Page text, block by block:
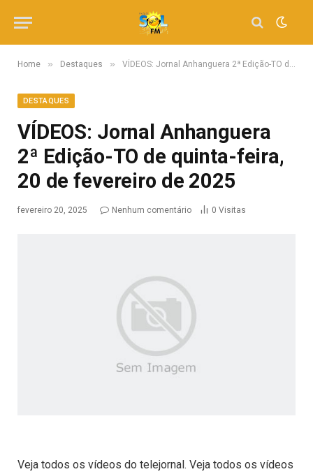
Home » Destaques » VÍDEOS: Jornal Anhanguera 2ª Edição-TO de quinta-feira, 20 de fevereiro de 2025
DESTAQUES
VÍDEOS: Jornal Anhanguera
2ª Edição-TO de quinta-feira,
20 de fevereiro de 2025
fevereiro 20, 2025 Nenhum comentário 0 Visitas
Veja todos os vídeos do telejornal. Veja todos os vídeos